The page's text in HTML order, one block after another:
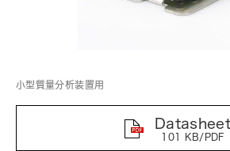
小型質量分析装置用
Datasheet
101 KB/PDF